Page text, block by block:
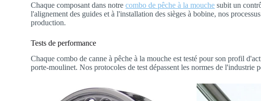
Chaque composant dans notrecombo de pêche à la mouche subit un
l'alignement des guides et à l'installation des sièges à bobine, nos
production.
Tests de performance
Chaque combo de canne à pêche à la mouche est testé pour son profil
porte-moulinet. Nos protocoles de test dépassent les normes de l'industrie